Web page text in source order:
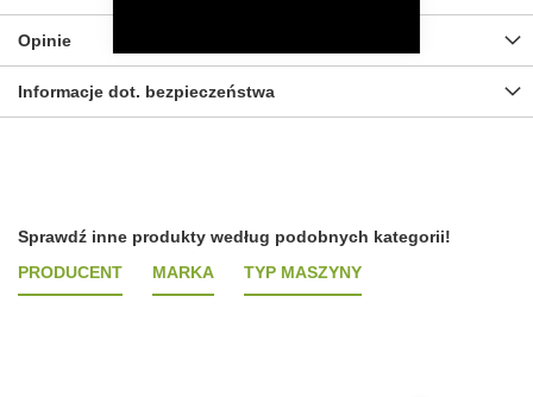
Opinie
Informacje dot. bezpieczeństwa
Sprawdź inne produkty według podobnych kategorii!
PRODUCENT
MARKA TYP MASZYNY